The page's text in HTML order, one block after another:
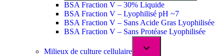
BSA Fraction V – 30% Liquide
BSA Fraction V – Lyophilisé pH ~7
BSA Fraction V – Sans Acide Gras Lyophilisée
BSA Fraction V – Sans Protéase Lyophilisée
Milieux de culture cellulaire